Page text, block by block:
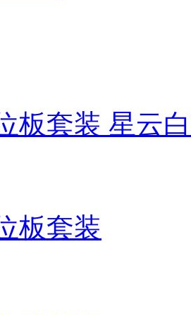
板套装 星云白
板套装